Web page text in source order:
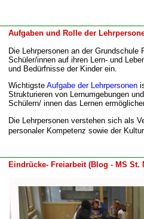
Aufgaben und Rolle der
Die Lehrpersonen an der Grundschule
Schüler/innen auf ihren Lern- und
und Bedürfnisse der Kinder ein.
Wichtigste Aufgabe der Lehrpersonen
Strukturieren von Lernumgebungen
Schülern/ innen das Lernen
Die Lehrpersonen verstehen sich als
personaler Kompetenz sowie der
Eindrücke- Freiarbeit (Blog - MS St.